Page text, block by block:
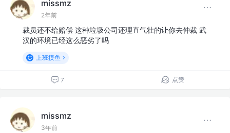
missmz
2年前
裁员还不给赔偿 这种垃圾公司还理直气壮的让你去仲裁 武
汉的环境已经这么恶劣了吗
上班摸鱼
7 点赞
missmz
3年前